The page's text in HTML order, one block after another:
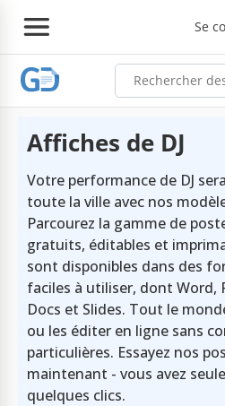
Se
Affiches de DJ
Votre performance de DJ
toute la ville avec nos
Parcourez la gamme de
gratuits, éditables et
sont disponibles dans des
faciles à utiliser, dont Word,
Docs et Slides. Tout le
ou les éditer en ligne sans
particulières. Essayez nos
maintenant - vous avez
quelques clics.